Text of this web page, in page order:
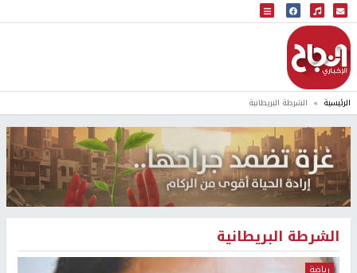
البث المباشر
إذاعة النجاح
الرئيسية الشرطة البريطانية
الشرطة البريطانية
رياضة